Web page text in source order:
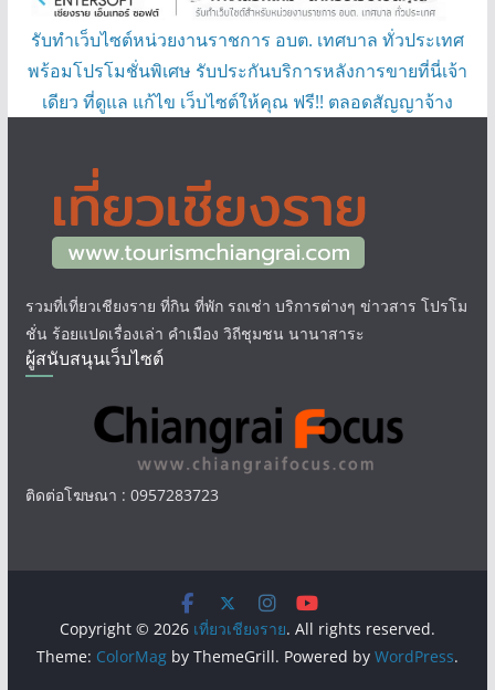
รับทำเว็บไซต์หน่วยงานราชการ อบต. เทศบาล ทั่วประเทศ
พร้อมโปรโมชั่นพิเศษ รับประกันบริการหลังการขายที่นี่เจ้า
เดียว ที่ดูแล แก้ไข เว็บไซต์ให้คุณ ฟรี!! ตลอดสัญญาจ้าง
รวมที่เที่ยวเชียงราย ที่กิน ที่พัก รถเช่า บริการต่างๆ ข่าวสาร โปรโม
ชั่น ร้อยแปดเรื่องเล่า คำเมือง วิถีชุมชน นานาสาระ
ผู้สนับสนุนเว็บไซต์
ติดต่อโฆษณา : 0957283723
Copyright © 2026 เที่ยวเชียงราย. All rights reserved.
Theme: ColorMagby ThemeGrill. Powered by WordPress.